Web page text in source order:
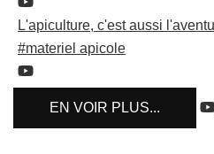
L'apiculture, c'est aussi
#materiel apicole
EN VOIR PLUS...